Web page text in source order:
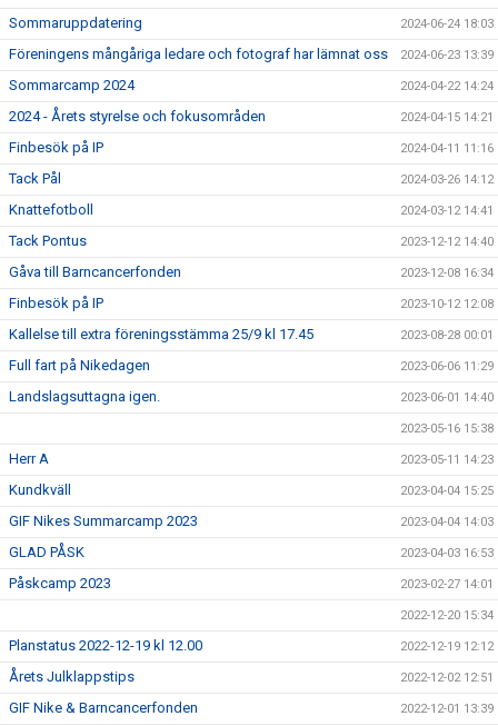
Sommaruppdatering
2024-06-24 18:03
Föreningens mångåriga ledare och fotograf har lämnat oss 2024-06-23 13:39
Sommarcamp 2024 2024-04-22 14:24
2024 - Årets styrelse och fokusområden 2024-04-15 14:21
Finbesök på IP 2024-04-11 11:16
Tack Pål 2024-03-26 14:12
Knattefotboll 2024-03-12 14:41
Tack Pontus 2023-12-12 14:40
Gåva till Barncancerfonden 2023-12-08 16:34
Finbesök på IP 2023-10-12 12:08
Kallelse till extra föreningsstämma 25/9 kl 17.45 2023-08-28 00:01
Full fart på Nikedagen 2023-06-06 11:29
Landslagsuttagna igen. 2023-06-01 14:40
2023-05-16 15:38
Herr A 2023-05-11 14:23
Kundkväll 2023-04-04 15:25
GIF Nikes Summarcamp 2023 2023-04-04 14:03
GLAD PÅSK 2023-04-03 16:53
Påskcamp 2023 2023-02-27 14:01
2022-12-20 15:34
Planstatus 2022-12-19 kl 12.00 2022-12-19 12:12
Årets Julklappstips 2022-12-02 12:51
GIF Nike & Barncancerfonden 2022-12-01 13:39